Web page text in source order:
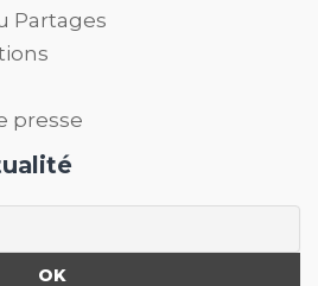
Partages
presse